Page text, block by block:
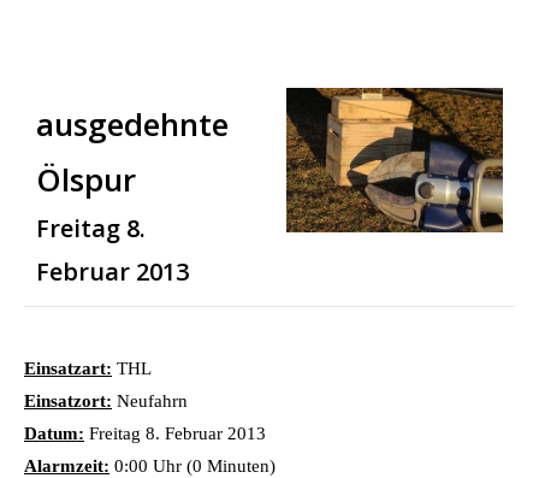
ausgedehnte
Ölspur
Freitag 8.
Februar 2013
Einsatzart: THL
Einsatzort: Neufahrn
Datum: Freitag 8. Februar 2013
Alarmzeit: 0:00 Uhr (0 Minuten)